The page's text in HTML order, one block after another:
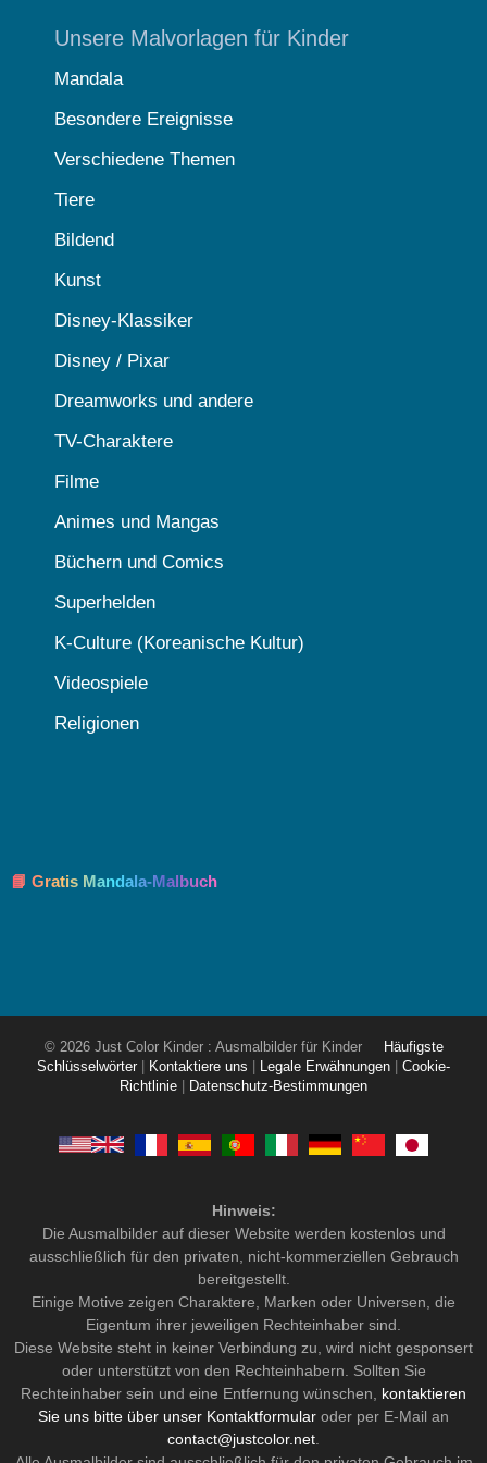
Unsere Malvorlagen für Kinder
Mandala
Besondere Ereignisse
Verschiedene Themen
Tiere
Bildend
Kunst
Disney-Klassiker
Disney / Pixar
Dreamworks und andere
TV-Charaktere
Filme
Animes und Mangas
Büchern und Comics
Superhelden
K-Culture (Koreanische Kultur)
Videospiele
Religionen
📘 Gratis Mandala-Malbuch
© 2026 Just Color Kinder : Ausmalbilder für Kinder
Häufigste
Schlüsselwörter
Kontaktiere uns Legale Erwähnungen
Cookie-
Richtlinie
Datenschutz-Bestimmungen
Hinweis:
Die Ausmalbilder auf dieser Website werden kostenlos und
ausschließlich für den privaten, nicht-kommerziellen Gebrauch
bereitgestellt.
Einige Motive zeigen Charaktere, Marken oder Universen, die
Eigentum ihrer jeweiligen Rechteinhaber sind.
Diese Website steht in keiner Verbindung zu, wird nicht gesponsert
oder unterstützt von den Rechteinhabern. Sollten Sie
Rechteinhaber sein und eine Entfernung wünschen, kontaktieren
Sie uns bitte über unser Kontaktformular oder per E-Mail an
contact@justcolor.net